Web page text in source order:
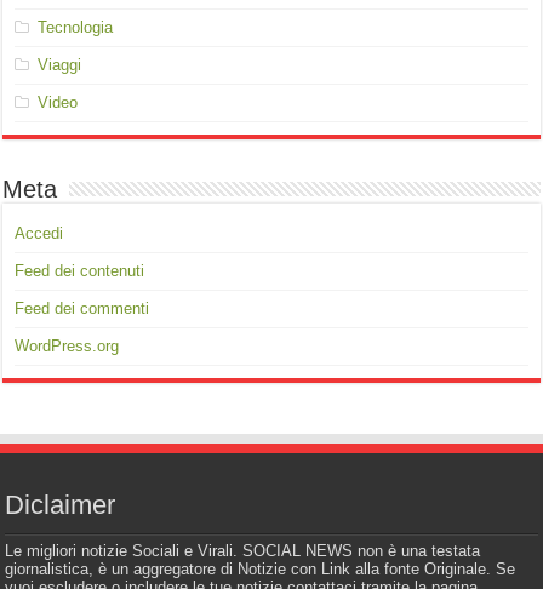
Tecnologia
Viaggi
Video
Meta
Accedi
Feed dei contenuti
Feed dei commenti
WordPress.org
Diclaimer
Le migliori notizie Sociali e Virali. SOCIAL NEWS non è una testata
giornalistica, è un aggregatore di Notizie con Link alla fonte Originale. Se